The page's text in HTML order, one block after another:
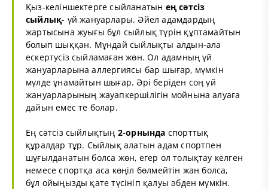
Қыз-келіншектерге сыйланатын ең сәтсіз
сыйлық- үй жануарлары. Әйел адамдардың
жартысына жуығы бұл сыйлық түрін құптамайтын
болып шыққан. Мұндай сыйлықты алдын-ала
ескертусіз сыйламаған жөн. Ол адамның үй
жануарларына аллергиясы бар шығар, мүмкін
мүлде ұнамайтын шығар. Әрі беріден соң үй
жануарларының жауапкершілігін мойнына алуаға
дайын емес те болар.
Ең сәтсіз сыйлықтың 2-орнында спорттық
құралдар тұр. Сыйлық алатын адам спортпен
шұғылданатын болса жөн, егер ол толықтау келген
немесе спортқа аса көңіл бөлмейтін жан болса,
бұл ойыңызды қате түсініп қалуы әбден мүмкін.